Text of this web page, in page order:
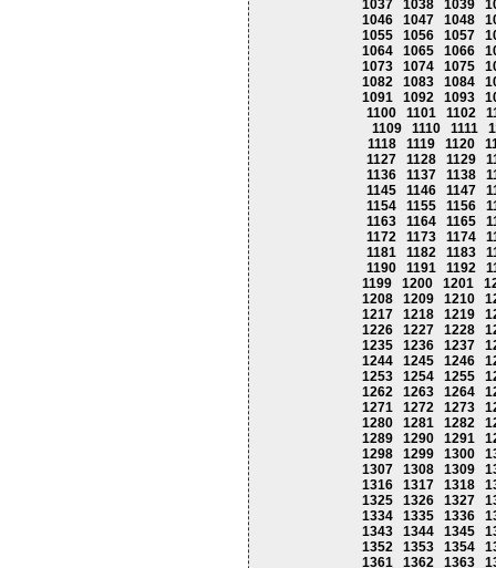
1037
1038 1039
1046
1047 1048
1055
1056 1057
1064
1065 1066
1073
1074 1075
1082
1083 1084
1091
1092 1093
1100
1101 1102
1109
1110 1111
1118
1119 1120
1127
1128 1129
1136
1137 1138
1145
1146 1147
1154
1155 1156
1163
1164 1165
1172
1173 1174
1181
1182 1183
1190
1191 1192
1199
1200 1201
1208
1209 1210
1217
1218 1219
1226
1227 1228
1235
1236 1237
1244
1245 1246
1253
1254 1255
1262
1263 1264
1271
1272 1273
1280
1281 1282
1289
1290 1291
1298
1299 1300
1307
1308 1309
1316
1317 1318
1325
1326 1327
1334
1335 1336
1343
1344 1345
1352
1353 1354
1361
1362 1363